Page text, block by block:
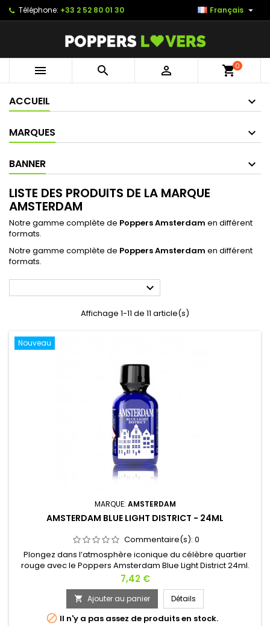
Téléphone: +33 2 52 80 01 30 Français 
   shopping_cart0
ACCUEIL
MARQUES
BANNER
LISTE DES PRODUITS DE LA MARQUE
AMSTERDAM
Notre gamme complète de Poppers Amsterdam en différent
formats.
Notre gamme complète de Poppers Amsterdam en différent
formats.

Affichage 1-11 de 11 article(s)
Nouveau
MARQUE: AMSTERDAM
AMSTERDAM BLUE LIGHT DISTRICT - 24ML
Commentaire(s): 0
Plongez dans l’atmosphère iconique du célèbre quartier
rouge avec le Poppers Amsterdam Blue Light District 24ml.
Inspiré par les nuits vibrantes de la capitale Néerlandaise, sa
formule à base de nitrite de Pentyl libère un arôme puissant
capable de métamorphoser l’ambiance en quelques
secondes. Dès l’ouverture du flacon, une énergie sensuelle
se diffuse...
Prix
7,42 €
 Ajouter au panier Détails
 Il n'y a pas assez de produits en stock.